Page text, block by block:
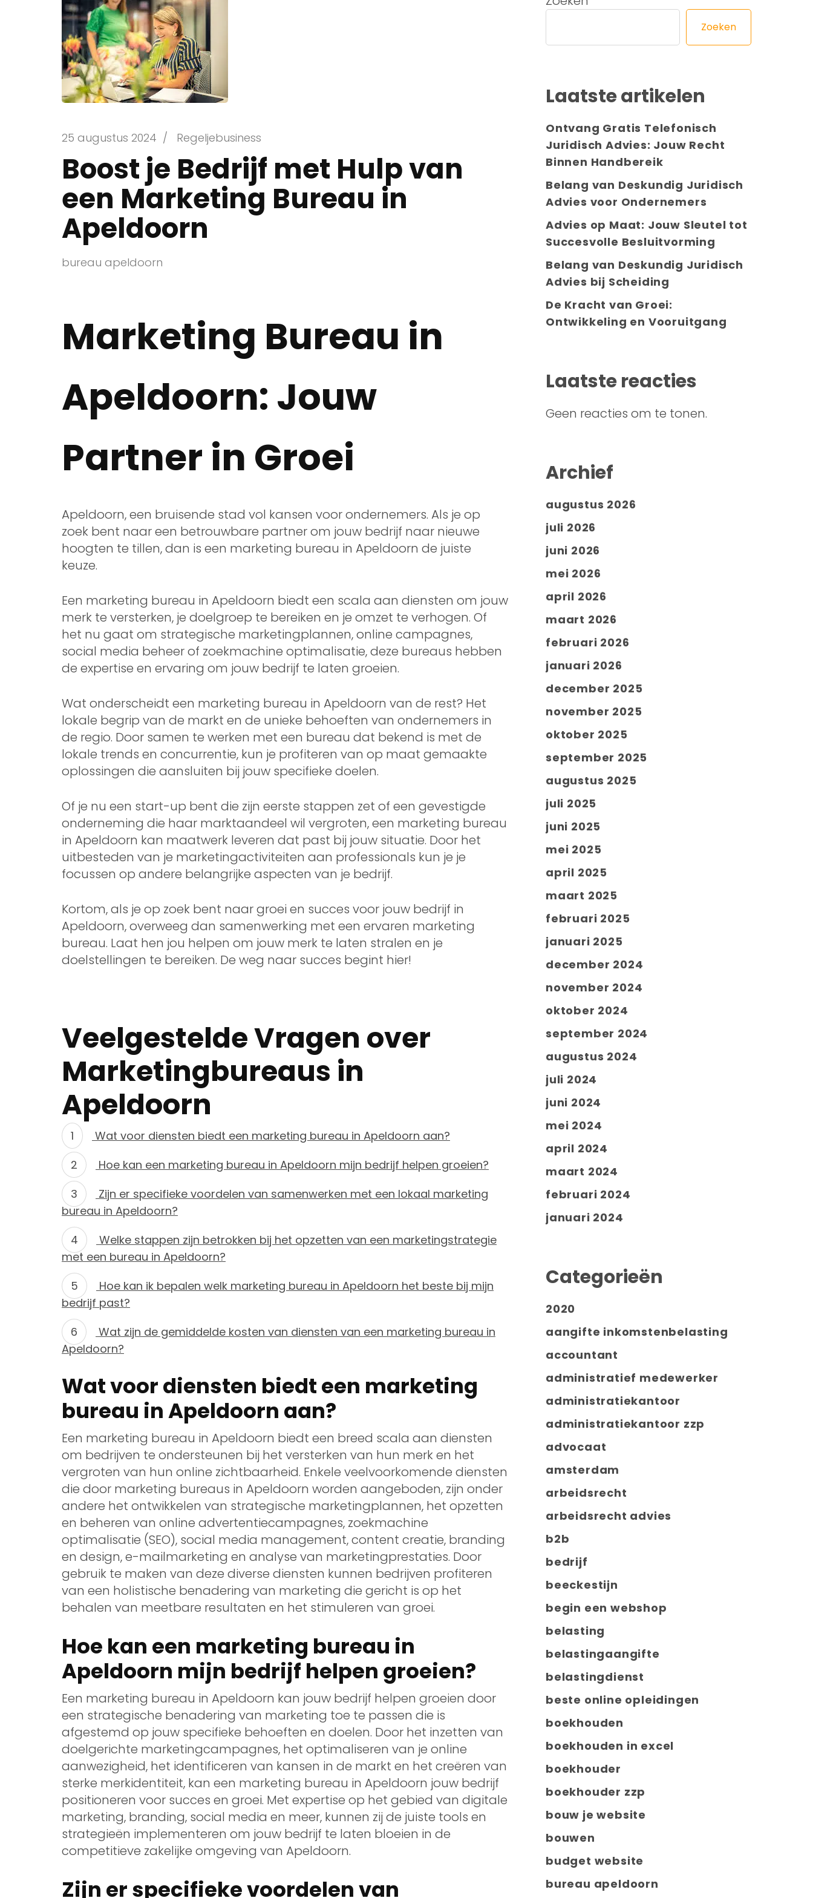
25 augustus 2024 / Regeljebusiness
Boost je Bedrijf met Hulp van
een Marketing Bureau in
Apeldoorn
bureau apeldoorn
Marketing Bureau in
Apeldoorn: Jouw
Partner in Groei
Apeldoorn, een bruisende stad vol kansen voor ondernemers. Als je op
zoek bent naar een betrouwbare partner om jouw bedrijf naar nieuwe
hoogten te tillen, dan is een marketing bureau in Apeldoorn de juiste
keuze.
Een marketing bureau in Apeldoorn biedt een scala aan diensten om jouw
merk te versterken, je doelgroep te bereiken en je omzet te verhogen. Of
het nu gaat om strategische marketingplannen, online campagnes,
social media beheer of zoekmachine optimalisatie, deze bureaus hebben
de expertise en ervaring om jouw bedrijf te laten groeien.
Wat onderscheidt een marketing bureau in Apeldoorn van de rest? Het
lokale begrip van de markt en de unieke behoeften van ondernemers in
de regio. Door samen te werken met een bureau dat bekend is met de
lokale trends en concurrentie, kun je profiteren van op maat gemaakte
oplossingen die aansluiten bij jouw specifieke doelen.
Of je nu een start-up bent die zijn eerste stappen zet of een gevestigde
onderneming die haar marktaandeel wil vergroten, een marketing bureau
in Apeldoorn kan maatwerk leveren dat past bij jouw situatie. Door het
uitbesteden van je marketingactiviteiten aan professionals kun je je
focussen op andere belangrijke aspecten van je bedrijf.
Kortom, als je op zoek bent naar groei en succes voor jouw bedrijf in
Apeldoorn, overweeg dan samenwerking met een ervaren marketing
bureau. Laat hen jou helpen om jouw merk te laten stralen en je
doelstellingen te bereiken. De weg naar succes begint hier!
Veelgestelde Vragen over
Marketingbureaus in
Apeldoorn
Wat voor diensten biedt een marketing bureau in Apeldoorn aan?
Hoe kan een marketing bureau in Apeldoorn mijn bedrijf helpen groeien?
Zijn er specifieke voordelen van samenwerken met een lokaal marketing
bureau in Apeldoorn?
Welke stappen zijn betrokken bij het opzetten van een marketingstrategie
met een bureau in Apeldoorn?
Hoe kan ik bepalen welk marketing bureau in Apeldoorn het beste bij mijn
bedrijf past?
Wat zijn de gemiddelde kosten van diensten van een marketing bureau in
Apeldoorn?
Wat voor diensten biedt een marketing
bureau in Apeldoorn aan?
Een marketing bureau in Apeldoorn biedt een breed scala aan diensten
om bedrijven te ondersteunen bij het versterken van hun merk en het
vergroten van hun online zichtbaarheid. Enkele veelvoorkomende diensten
die door marketing bureaus in Apeldoorn worden aangeboden, zijn onder
andere het ontwikkelen van strategische marketingplannen, het opzetten
en beheren van online advertentiecampagnes, zoekmachine
optimalisatie (SEO), social media management, content creatie, branding
en design, e-mailmarketing en analyse van marketingprestaties. Door
gebruik te maken van deze diverse diensten kunnen bedrijven profiteren
van een holistische benadering van marketing die gericht is op het
behalen van meetbare resultaten en het stimuleren van groei.
Hoe kan een marketing bureau in
Apeldoorn mijn bedrijf helpen groeien?
Een marketing bureau in Apeldoorn kan jouw bedrijf helpen groeien door
een strategische benadering van marketing toe te passen die is
afgestemd op jouw specifieke behoeften en doelen. Door het inzetten van
doelgerichte marketingcampagnes, het optimaliseren van je online
aanwezigheid, het identificeren van kansen in de markt en het creëren van
sterke merkidentiteit, kan een marketing bureau in Apeldoorn jouw bedrijf
positioneren voor succes en groei. Met expertise op het gebied van digitale
marketing, branding, social media en meer, kunnen zij de juiste tools en
strategieën implementeren om jouw bedrijf te laten bloeien in de
competitieve zakelijke omgeving van Apeldoorn.
Zijn er specifieke voordelen van
Zoeken
Laatste artikelen
Ontvang Gratis Telefonisch
Juridisch Advies: Jouw Recht
Binnen Handbereik
Belang van Deskundig Juridisch
Advies voor Ondernemers
Advies op Maat: Jouw Sleutel tot
Succesvolle Besluitvorming
Belang van Deskundig Juridisch
Advies bij Scheiding
De Kracht van Groei:
Ontwikkeling en Vooruitgang
Laatste reacties
Geen reacties om te tonen.
Archief
augustus 2026
juli 2026
juni 2026
mei 2026
april 2026
maart 2026
februari 2026
januari 2026
december 2025
november 2025
oktober 2025
september 2025
augustus 2025
juli 2025
juni 2025
mei 2025
april 2025
maart 2025
februari 2025
januari 2025
december 2024
november 2024
oktober 2024
september 2024
augustus 2024
juli 2024
juni 2024
mei 2024
april 2024
maart 2024
februari 2024
januari 2024
Categorieën
2020
aangifte inkomstenbelasting
accountant
administratief medewerker
administratiekantoor
administratiekantoor zzp
advocaat
amsterdam
arbeidsrecht
arbeidsrecht advies
b2b
bedrijf
beeckestijn
begin een webshop
belasting
belastingaangifte
belastingdienst
beste online opleidingen
boekhouden
boekhouden in excel
boekhouder
boekhouder zzp
bouw je website
bouwen
budget website
bureau apeldoorn